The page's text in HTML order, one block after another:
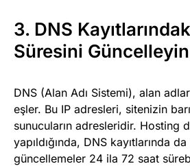
3. DNS
Süresini Güncelleyin
DNS (Alan Adı Sistemi), alan
eşler. Bu IP adresleri, sitenizin
sunucuların adresleridir. Hosting
yapıldığında, DNS kayıtlarında
güncellemeler 24 ila 72 saat